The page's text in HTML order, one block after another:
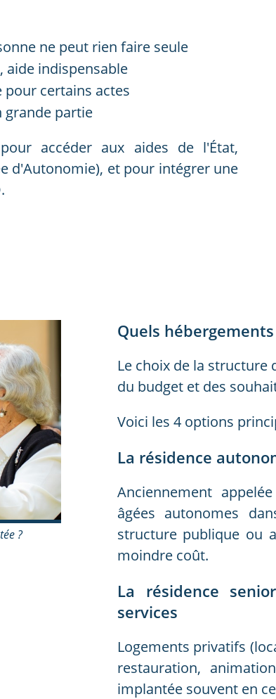
ne peut rien faire seule
aide indispensable
certains actes
grande partie
accéder aux aides de l'État,
d'Autonomie), et pour intégrer une
?
Quels
Le choix de la structure
du budget et des
Voici les 4 options
La résidence
Anciennement
âgées autonomes
structure publique ou
moindre coût.
La résidence
services
Logements privatifs
restauration,
implantée souvent en